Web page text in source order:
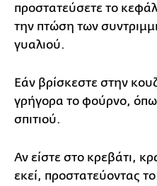
προστατεύσετε το
την πτώση των
γυαλιού.
Εάν βρίσκεστε στην
γρήγορα το φούρνο,
σπιτιού.
Αν είστε στο κρεβάτι,
εκεί, προστατεύοντας